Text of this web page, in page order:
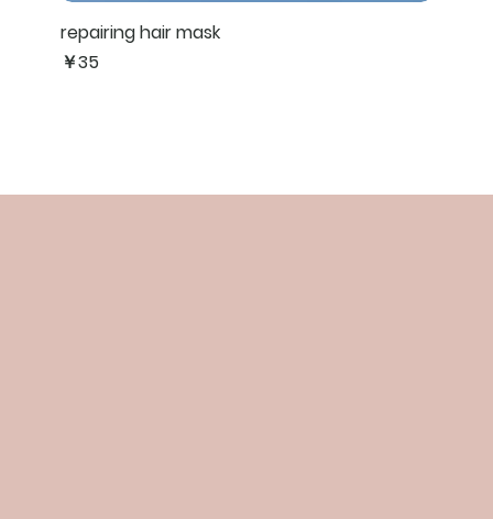
repairing hair mask
価格
￥35